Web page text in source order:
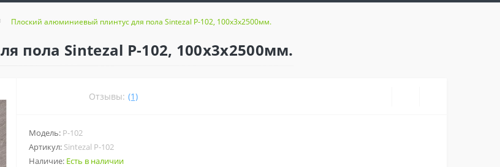
Плоский алюминиевый плинтус для пола Sintezal P-102, 100х3х2500мм.
пола Sintezal P-102, 100х3х2500мм.
Отзывы: (1)
Модель: P-102
Артикул: Sintezal P-102
Наличие: Есть в наличии